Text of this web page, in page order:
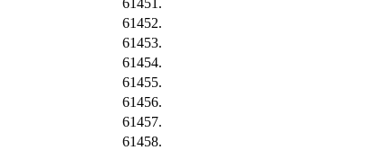
61452.
61453.
61454.
61455.
61456.
61457.
61458.